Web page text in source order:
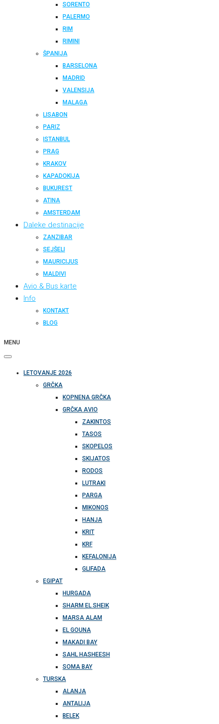
SORENTO
PALERMO
RIM
RIMINI
ŠPANIJA
BARSELONA
MADRID
VALENSIJA
MALAGA
LISABON
PARIZ
ISTANBUL
PRAG
KRAKOV
KAPADOKIJA
BUKUREST
ATINA
AMSTERDAM
Daleke destinacije
ZANZIBAR
SEJŠELI
MAURICIJUS
MALDIVI
Avio & Bus karte
Info
KONTAKT
BLOG
MENU
LETOVANJE 2026
GRČKA
KOPNENA GRČKA
GRČKA AVIO
ZAKINTOS
TASOS
SKOPELOS
SKIJATOS
RODOS
LUTRAKI
PARGA
MIKONOS
HANJA
KRIT
KRF
KEFALONIJA
GLIFADA
EGIPAT
HURGADA
SHARM EL SHEIK
MARSA ALAM
EL GOUNA
MAKADI BAY
SAHL HASHEESH
SOMA BAY
TURSKA
ALANJA
ANTALIJA
BELEK